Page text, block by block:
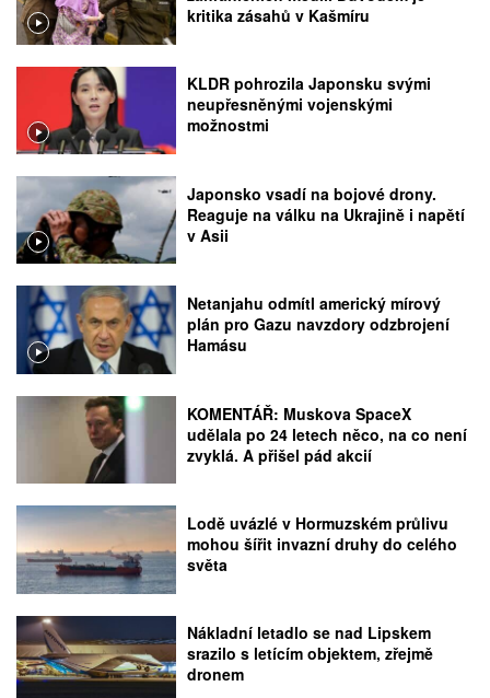
kritika zásahů v Kašmíru
KLDR pohrozila Japonsku svými
neupřesněnými vojenskými
možnostmi
Japonsko vsadí na bojové drony.
Reaguje na válku na Ukrajině i napětí
v Asii
Netanjahu odmítl americký mírový
plán pro Gazu navzdory odzbrojení
Hamásu
KOMENTÁŘ: Muskova SpaceX
udělala po 24 letech něco, na co není
zvyklá. A přišel pád akcií
Lodě uvázlé v Hormuzském průlivu
mohou šířit invazní druhy do celého
světa
Nákladní letadlo se nad Lipskem
srazilo s letícím objektem, zřejmě
dronem